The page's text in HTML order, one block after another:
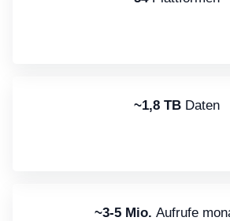
~1,8 TB Daten
~3-5 Mio. Aufrufe